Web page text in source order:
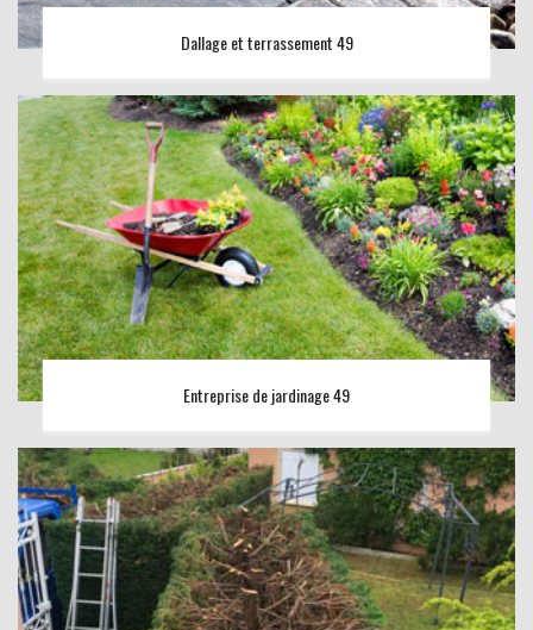
Dallage et terrassement 49
Entreprise de jardinage 49